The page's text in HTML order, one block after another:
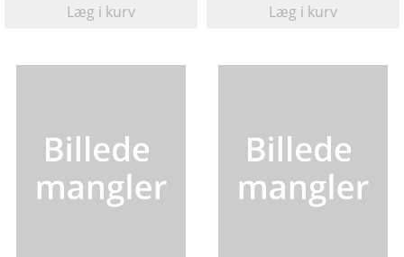
Læg i kurv Læg i kurv